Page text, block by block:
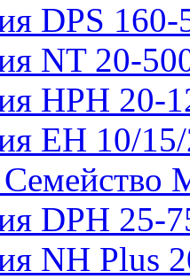
DPS
NT 20-
HPH 20-
EH 10/
DPH 25-
NH Plus